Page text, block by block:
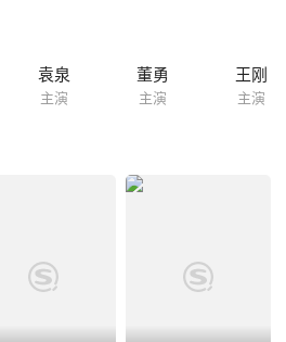
袁泉
主演
董勇
主演
王刚
主演